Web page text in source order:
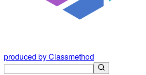
produced by Classmethod